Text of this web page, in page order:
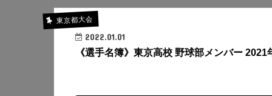
東京都大会
2022.01.01
《選手名簿》東京高校 野球部メンバー 2021